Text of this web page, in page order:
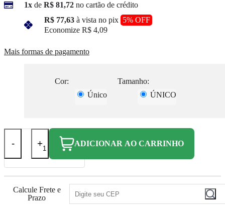
1x de R$ 81,72 no cartão de crédito
R$ 77,63 à vista no pix 5% OFF
Economize R$ 4,09
Mais formas de pagamento
Cor:
Único
Tamanho:
ÚNICO
- + ADICIONAR AO CARRINHO
Calcule Frete e
Prazo